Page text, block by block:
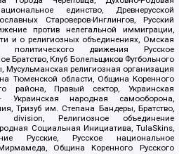
единство, Древнерусской
Староверов-Инглингов, Русский
против нелегальной иммиграции,
и о религиозных объединениях, Омская
политического движения Русское
Братство, Клуб Болельщиков Футбольного
религиозная организация
Тюменской области, Община Коренного
района, Правый сектор, Украинская
народная самооборона,
Тризуб им. Степана Бандеры, Братство,
Религиозное объединение
Социальная Инициатива, TulaSkins,
Русские, Русское национальное
Община Коренного Русского